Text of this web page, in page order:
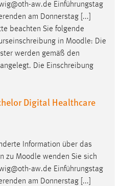
aw.de Einführungstag
am Donnerstag [...]
beachten Sie folgende
in Moodle: Die
werden gemäß den
Die Einschreibung
Digital Healthcare
Information über das
zu Moodle wenden Sie sich
aw.de Einführungstag
am Donnerstag [...]